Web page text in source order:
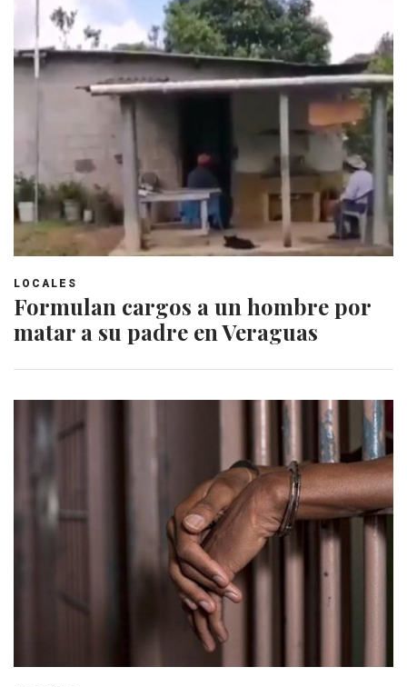
LOCALES
Formulan cargos a un hombre por
matar a su padre en Veraguas